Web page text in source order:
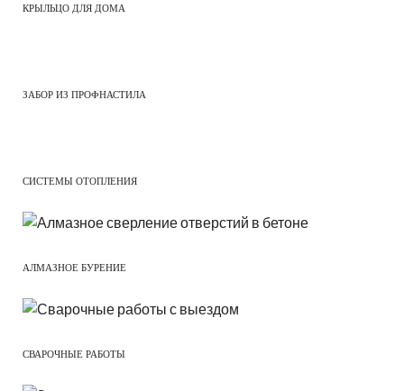
КРЫЛЬЦО ДЛЯ ДОМА
ЗАБОР ИЗ ПРОФНАСТИЛА
СИСТЕМЫ ОТОПЛЕНИЯ
АЛМАЗНОЕ БУРЕНИЕ
СВАРОЧНЫЕ РАБОТЫ